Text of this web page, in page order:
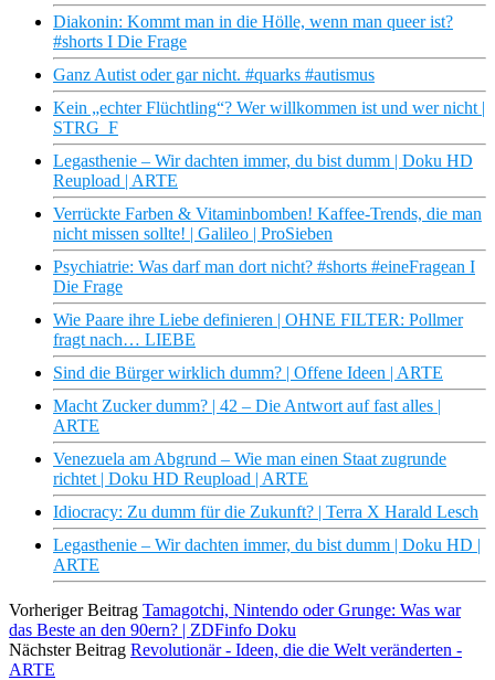
Diakonin: Kommt man in die Hölle, wenn man queer ist?
#shorts I Die Frage
Ganz Autist oder gar nicht. #quarks #autismus
Kein „echter Flüchtling“? Wer willkommen ist und wer nicht |
STRG_F
Legasthenie – Wir dachten immer, du bist dumm | Doku HD
Reupload | ARTE
Verrückte Farben & Vitaminbomben! Kaffee-Trends, die man
nicht missen sollte! | Galileo | ProSieben
Psychiatrie: Was darf man dort nicht? #shorts #eineFragean I
Die Frage
Wie Paare ihre Liebe definieren | OHNE FILTER: Pollmer
fragt nach… LIEBE
Sind die Bürger wirklich dumm? | Offene Ideen | ARTE
Macht Zucker dumm? | 42 – Die Antwort auf fast alles |
ARTE
Venezuela am Abgrund – Wie man einen Staat zugrunde
richtet | Doku HD Reupload | ARTE
Idiocracy: Zu dumm für die Zukunft? | Terra X Harald Lesch
Legasthenie – Wir dachten immer, du bist dumm | Doku HD |
ARTE
Vorheriger Beitrag Tamagotchi, Nintendo oder Grunge: Was war
das Beste an den 90ern? | ZDFinfo Doku
Nächster Beitrag Revolutionär - Ideen, die die Welt veränderten -
ARTE